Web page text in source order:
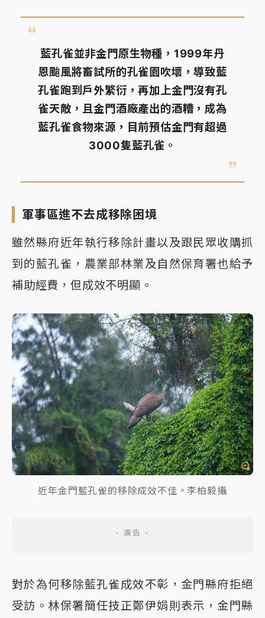
藍孔雀並非金門原生物種，1999年丹
恩颱風將畜試所的孔雀園吹壞，導致藍
孔雀跑到戶外繁衍，再加上金門沒有孔
雀天敵，且金門酒廠產出的酒糟，成為
藍孔雀食物來源，目前預估金門有超過
3000隻藍孔雀。
軍事區進不去成移除困境
雖然縣府近年執行移除計畫以及跟民眾收購抓
到的藍孔雀，農業部林業及自然保育署也給予
補助經費，但成效不明顯。
近年金門藍孔雀的移除成效不佳。李柏毅攝
對於為何移除藍孔雀成效不彰，金門縣府拒絕
受訪。林保署簡任技正鄭伊娟則表示，金門縣